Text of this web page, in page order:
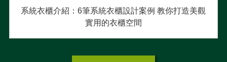
系統衣櫃介紹：6筆系統衣櫃設計案例 教你打造美觀
實用的衣櫃空間